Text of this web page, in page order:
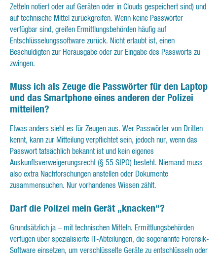
Zetteln notiert oder auf Geräten oder in Clouds gespeichert sind) und
auf technische Mittel zurückgreifen. Wenn keine Passwörter
verfügbar sind, greifen Ermittlungsbehörden häufig auf
Entschlüsselungssoftware zurück. Nicht erlaubt ist, einen
Beschuldigten zur Herausgabe oder zur Eingabe des Passworts zu
zwingen.
Muss ich als Zeuge die Passwörter für den Laptop
und das Smartphone eines anderen der Polizei
mitteilen?
Etwas anders sieht es für Zeugen aus. Wer Passwörter von Dritten
kennt, kann zur Mitteilung verpflichtet sein, jedoch nur, wenn das
Passwort tatsächlich bekannt ist und kein eigenes
Auskunftsverweigerungsrecht (§ 55 StPO) besteht. Niemand muss
also extra Nachforschungen anstellen oder Dokumente
zusammensuchen. Nur vorhandenes Wissen zählt.
Darf die Polizei mein Gerät „knacken“?
Grundsätzlich ja – mit technischen Mitteln. Ermittlungsbehörden
verfügen über spezialisierte IT-Abteilungen, die sogenannte Forensik-
Software einsetzen, um verschlüsselte Geräte zu entschlüsseln oder